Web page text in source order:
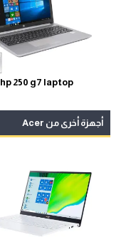
hp 250 g7 laptop
أجهزة أخرى من Acer